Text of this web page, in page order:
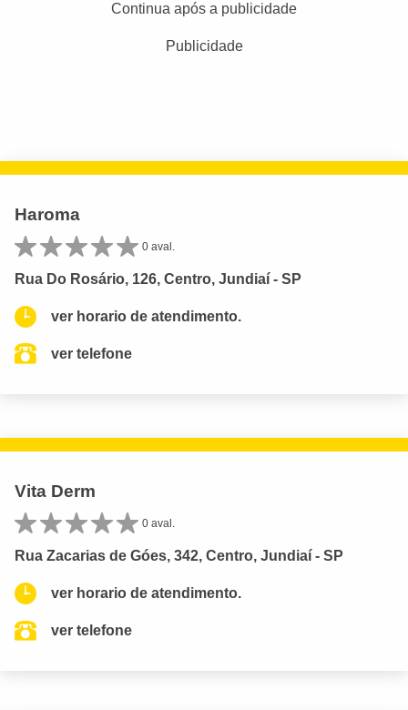
Continua após a publicidade
Publicidade
Haroma
0 aval.
Rua Do Rosário, 126, Centro, Jundiaí - SP
ver horario de atendimento.
ver telefone
Vita Derm
0 aval.
Rua Zacarias de Góes, 342, Centro, Jundiaí - SP
ver horario de atendimento.
ver telefone